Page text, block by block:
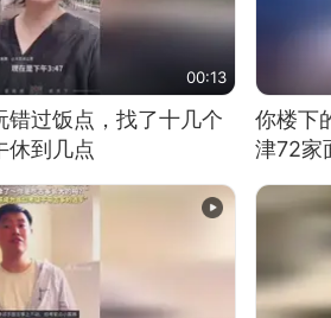
00:13
错过饭点，找了十几个
休到几点
你楼下
津72家